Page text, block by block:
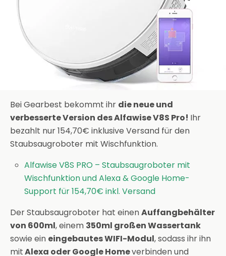
Bei Gearbest bekommt ihr die neue und
verbesserte Version des Alfawise V8S Pro! Ihr
bezahlt nur 154,70€ inklusive Versand für den
Staubsaugroboter mit Wischfunktion.
Alfawise V8S PRO – Staubsaugroboter mit
Wischfunktion und Alexa & Google Home-
Support für 154,70€ inkl. Versand
Der Staubsaugroboter hat einenAuffangbehälter
von 600ml, einem 350ml großen Wassertank
sowie ein eingebautes WIFI-Modul, sodass ihr ihn
mitAlexa oder Google Homeverbinden und